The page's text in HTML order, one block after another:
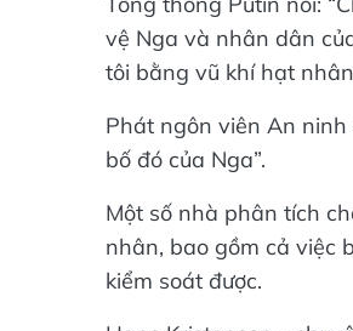
Tổng thống Putin nói:
vệ Nga và nhân dân
tôi bằng vũ khí hạt
Phát ngôn viên An ninh
bố đó của Nga”.
Một số nhà phân tích
nhân, bao gồm cả việc
kiểm soát được.